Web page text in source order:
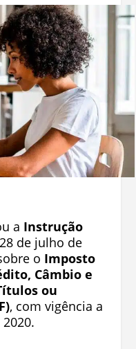
a Instrução
de julho de
o Imposto
Câmbio e
ou
, com vigência a